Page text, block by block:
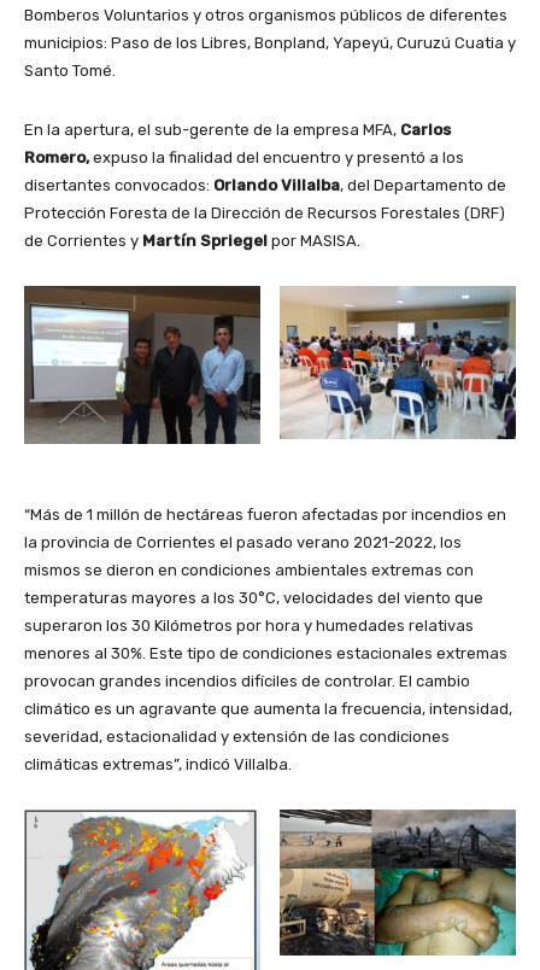
Bomberos Voluntarios y otros organismos públicos de diferentes
municipios: Paso de los Libres, Bonpland, Yapeyú, Curuzú Cuatia y
Santo Tomé.
En la apertura, el sub-gerente de la empresa MFA, Carlos
Romero,expuso la finalidad del encuentro y presentó a los
disertantes convocados: Orlando Villalba, del Departamento de
Protección Foresta de la Dirección de Recursos Forestales (DRF)
de Corrientes y Martín Spriegel por MASISA.
“Más de 1 millón de hectáreas fueron afectadas por incendios en
la provincia de Corrientes el pasado verano 2021-2022, los
mismos se dieron en condiciones ambientales extremas con
temperaturas mayores a los 30°C, velocidades del viento que
superaron los 30 Kilómetros por hora y humedades relativas
menores al 30%. Este tipo de condiciones estacionales extremas
provocan grandes incendios difíciles de controlar. El cambio
climático es un agravante que aumenta la frecuencia, intensidad,
severidad, estacionalidad y extensión de las condiciones
climáticas extremas”, indicó Villalba.